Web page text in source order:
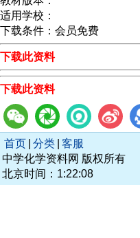
适用学校：
下载条件： 会员免费
下载此资料
下载此资料
首页 分类 客服
中学化学资料网 版权所有
北京时间：1:22:08